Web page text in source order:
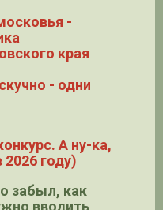
-
края
- одни
А ну-ка,
году)
забыл, как
вводить